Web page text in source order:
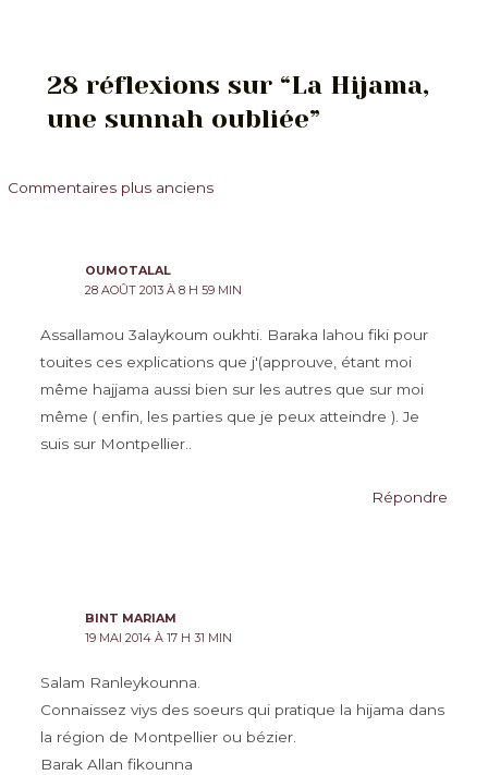
28 réflexions sur “La Hijama,
une sunnah oubliée”
Commentaires
Commentaires plus anciens
OUMOTALAL
28 AOÛT 2013 À 8 H 59 MIN
Assallamou 3alaykoum oukhti. Baraka lahou fiki pour
touites ces explications que j'(approuve, étant moi
même hajjama aussi bien sur les autres que sur moi
même ( enfin, les parties que je peux atteindre ). Je
suis sur Montpellier..
Répondre
BINT MARIAM
19 MAI 2014 À 17 H 31 MIN
Salam Ranleykounna.
Connaissez viys des soeurs qui pratique la hijama dans
la région de Montpellier ou bézier.
Barak Allan fikounna